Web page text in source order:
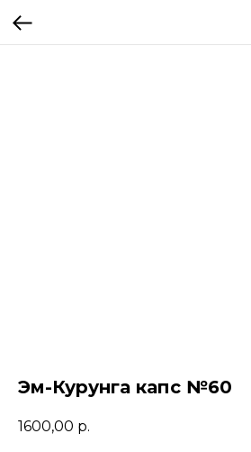
Эм-Курунга капс №60
1600,00 р.